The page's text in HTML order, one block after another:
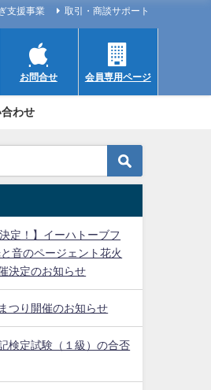
支援事業 取引・商談サポート
お問合せ 会員専用ページ
わせ
定！】イーハトーブフ
音のページェント花火
決定のお知らせ
つり開催のお知らせ
検定試験（１級）の合否